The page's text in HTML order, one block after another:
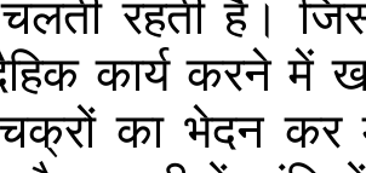
चलती रहती है।
कार्य करने में
का भेदन कर